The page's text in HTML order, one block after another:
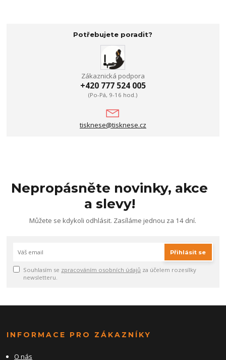
Potřebujete poradit?
Zákaznická podpora
+420 777 524 005
(Po-Pá, 9-16 hod.)
tisknese@tisknese.cz
Nepropásněte novinky, akce
a slevy!
Můžete se kdykoli odhlásit. Zasíláme jednou za 14 dní.
Přihlásit se
Souhlasím se zpracováním osobních údajů za účelem rozesílky
newsletteru.
INFORMACE PRO ZÁKAZNÍKY
O nás